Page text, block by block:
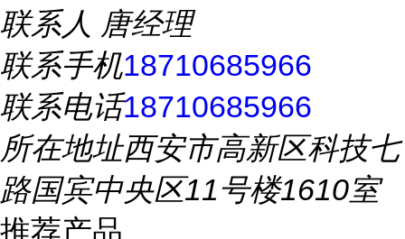
联系人 唐经理
联系手机18710685966
联系电话18710685966
所在地址西安市高新区科技七
路国宾中央区11号楼1610室
推荐产品